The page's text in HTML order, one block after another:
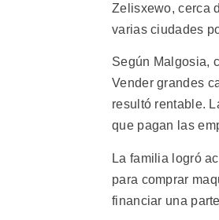
Zelisxewo, cerca
varias ciudades
Según Malgosia,
Vender grandes
resultó rentable.
que pagan las
La familia logró
para comprar
financiar una